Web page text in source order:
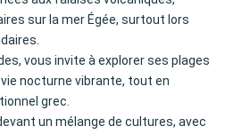
sur la mer Égée, surtout lors
vous invite à explorer ses plages
nocturne vibrante, tout en
grec.
un mélange de cultures, avec